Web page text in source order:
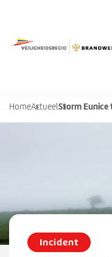
HomeActueelStorm Eunice
Incident